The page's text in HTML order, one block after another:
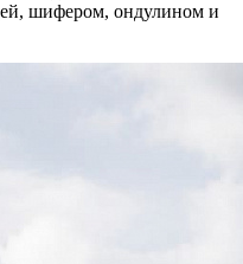
шифером, ондулином и